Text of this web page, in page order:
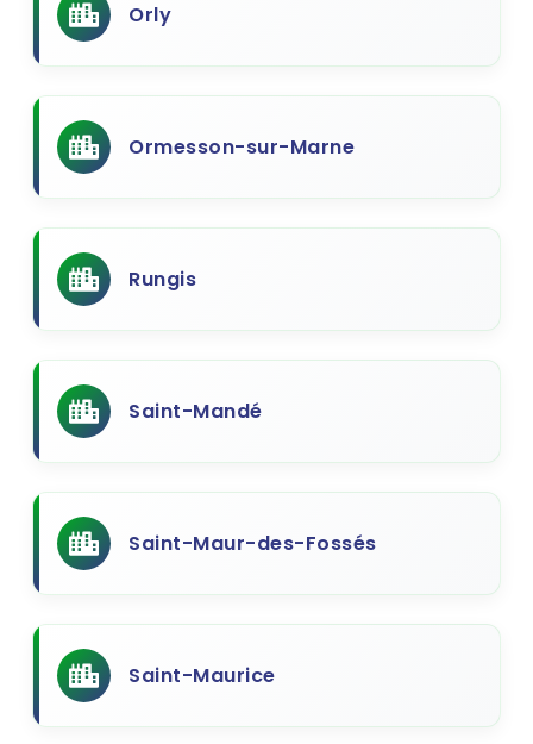
Orly
Ormesson-sur-Marne
Rungis
Saint-Mandé
Saint-Maur-des-Fossés
Saint-Maurice